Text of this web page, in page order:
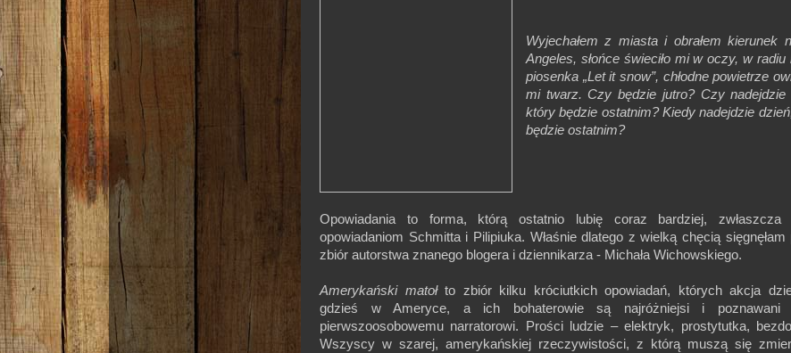
Wyjechałem z miasta i obrałem kierunek
Angeles, słońce świeciło mi w oczy, w radiu
piosenka „Let it snow”, chłodne powietrze
mi twarz. Czy będzie jutro? Czy nadejdzie
który będzie ostatnim? Kiedy nadejdzie
będzie ostatnim?
Opowiadania to forma, którą ostatnio lubię coraz bardziej, zwłaszcza
opowiadaniom Schmitta i Pilipiuka. Właśnie dlatego z wielką chęcią sięgnęłam
zbiór autorstwa znanego blogera i dziennikarza - Michała Wichowskiego.
Amerykański matołto zbiór kilku króciutkich opowiadań, których akcja
gdzieś w Ameryce, a ich bohaterowie są najróżniejsi i poznawani
pierwszoosobowemu narratorowi. Prości ludzie – elektryk, prostytutka,
Wszyscy w szarej, amerykańskiej rzeczywistości, z którą muszą się